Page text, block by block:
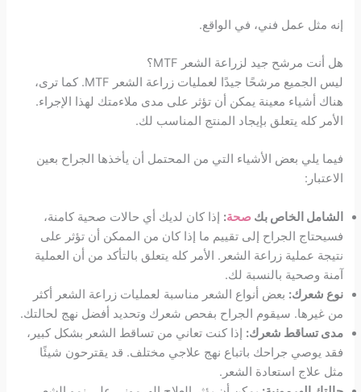
إنه مثل عمل فني، في الواقع.
هل أنت مرشح جيد لزراعة الشعر MTF؟
ليس الجميع مرشحًا جيدًا لعمليات زراعة الشعر MTF. كما ترى،
هناك أشياء معينة يمكن أن تؤثر على مدى ملاءمتك لهذا الإجراء.
الأمر كله يتعلق بإيجاد المنتج المناسب لك.
فيما يلي بعض الأشياء التي من المحتمل أن يأخذها الجراح بعين
الاعتبار:
الشامل الخاص بك صحة: إذا كان لديك أي حالات صحية كامنة،
فسيحتاج الجراح إلى تقييم ما إذا كان من الممكن أن تؤثر على
نتيجة عملية زراعة الشعر. الأمر كله يتعلق بالتأكد من أن العملية
آمنة وصحية بالنسبة لك.
نوع شعرك: بعض أنواع الشعر مناسبة لعمليات زراعة الشعر أكثر
من غيرها. سيقوم الجراح بفحص شعرك وتحديد أفضل نهج لحالتك.
مدى تساقط شعرك: إذا كنت تعاني من تساقط الشعر بشكل كبير،
فقد يوصي جراحك باتباع نهج علاجي مختلف. قد يقترحون شيئًا
مثل علاج استعادة الشعر.